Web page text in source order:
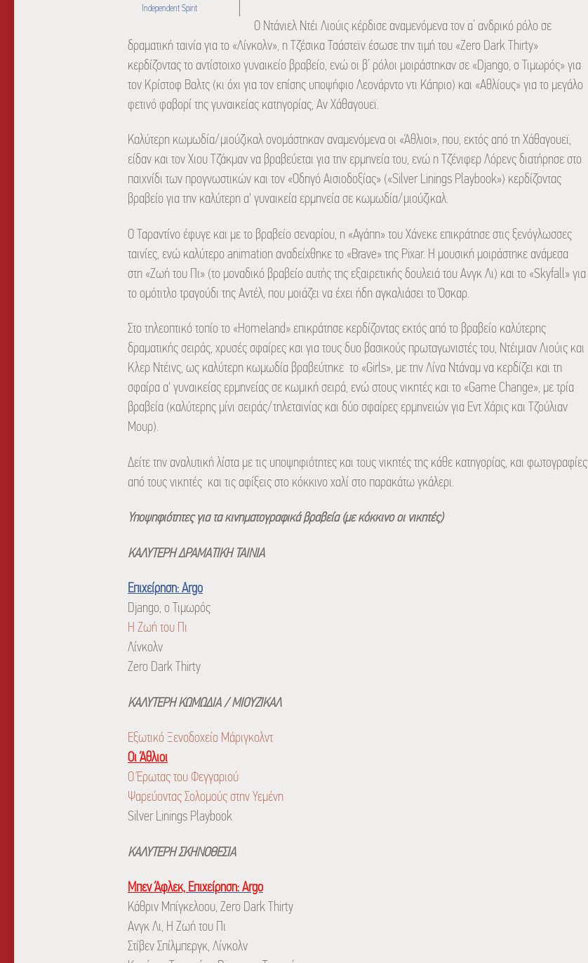
Independent Spirit
Ο Ντάνιελ Ντέι Λιούις κέρδισε αναμενόμενα τον α’ ανδρικό ρόλο σε
δραματική ταινία για το «Λίνκολν», η Τζέσικα Τσάστεϊν έσωσε την τιμή του «Zero Dark Thirty»
κερδίζοντας το αντίστοιχο γυναικείο βραβείο, ενώ οι β’ ρόλοι μοιράστηκαν σε «Django, o Τιμωρός» για
τον Κρίστοφ Βαλτς (κι όχι για τον επίσης υποψήφιο Λεονάρντο ντι Κάπριο) και «Αθλίους» για το μεγάλο
φετινό φαβορί της γυναικείας κατηγορίας, Αν Χάθαγουεϊ.
Καλύτερη κωμωδία/μιούζικαλ ονομάστηκαν αναμενόμενα οι «Άθλιοι», που, εκτός από τη Χάθαγουεϊ,
είδαν και τον Χιου Τζάκμαν να βραβεύεται για την ερμηνεία του, ενώ η Τζένιφερ Λόρενς διατήρησε στο
παιχνίδι των προγνωστικών και τον «Οδηγό Αισιοδοξίας» («Silver Linings Playbook») κερδίζοντας
βραβείο για την καλύτερη α' γυναικεία ερμηνεία σε κωμωδία/μιούζικαλ.
Ο Ταραντίνο έφυγε και με το βραβείο σεναρίου, η «Αγάπη» του Χάνεκε επικράτησε στις ξενόγλωσσες
ταινίες, ενώ καλύτερο animation αναδείχθηκε το «Brave» της Pixar. Η μουσική μοιράστηκε ανάμεσα
στη «Ζωή του Πι» (το μοναδικό βραβείο αυτής της εξαιρετικής δουλειά του Ανγκ Λι) και το «Skyfall» για
το ομότιτλο τραγούδι της Αντέλ, που μοιάζει να έχει ήδη αγκαλιάσει το Όσκαρ.
Στο τηλεοπτικό τοπίο το «Homeland» επικράτησε κερδίζοντας εκτός από το βραβείο καλύτερης
δραματικής σειράς, χρυσές σφαίρες και για τους δυο βασικούς πρωταγωνιστές του, Ντέιμιαν Λιούις και
Κλερ Ντέινς, ως καλύτερη κωμωδία βραβεύτηκε το «Girls», με την Λίνα Ντάναμ να κερδίζει και τη
σφαίρα α' γυναικείας ερμηνείας σε κωμική σειρά, ενώ στους νικητές και το «Game Change», με τρία
βραβεία (καλύτερης μίνι σειράς/τηλεταινίας και δύο σφαίρες ερμηνειών για Εντ Χάρις και Τζούλιαν
Μουρ).
Δείτε την αναλυτική λίστα με τις υποψηφιότητες και τους νικητές της κάθε κατηγορίας, και φωτογραφίες
από τους νικητές και τις αφίξεις στο κόκκινο χαλί στο παρακάτω γκάλερι.
Υποψηφιότητες για τα κινηματογραφικά βραβεία (με κόκκινο οι νικητές)
ΚΑΛΥΤΕΡΗ ΔΡΑΜΑΤΙΚΗ ΤΑΙΝΙΑ
Επιχείρηση: Argo
Django, ο Τιμωρός
Η Ζωή του Πι
Λίνκολν
Zero Dark Thirty
ΚΑΛΥΤΕΡΗ ΚΩΜΩΔΙΑ / ΜΙΟΥΖΙΚΑΛ
Εξωτικό Ξενοδοχείο Μάριγκολντ
Οι Άθλιοι
Ο Έρωτας του Φεγγαριού
Ψαρεύοντας Σολομούς στην Υεμένη
Silver Linings Playbook
ΚΑΛΥΤΕΡΗ ΣΚΗΝΟΘΕΣΙΑ
Μπεν Άφλεκ, Επιχείρηση: Argo
Κάθριν Μπίγκελοου, Zero Dark Thirty
Ανγκ Λι, Η Ζωή του Πι
Στίβεν Σπίλμπεργκ, Λίνκολν